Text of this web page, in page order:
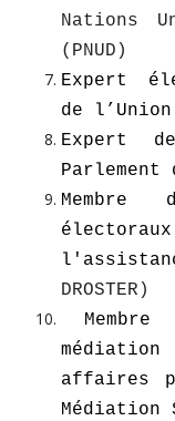
Nations
(PNUD)
Expert
de l’Union
Expert
Membre
DROSTER)
affaires
Médiation